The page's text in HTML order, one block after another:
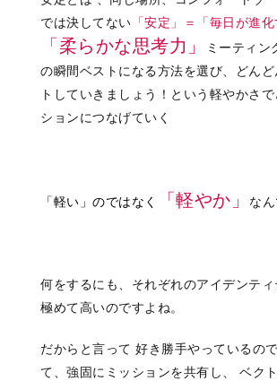
では決してない 「安定」＝「毎日が進
「柔らかな思考力」
ミーティン
の瞬間ベストになる方法を選び、どん
トしていきましょう！という軽やかさ
ションにつなげていく
「軽い」のではなく 「軽やか」 なん
何をするにも、それぞれのアイデンテ
極めて高いのですよね。
だからと言って 好き勝手やっているの
て、強固にミッションを共有し、 ベク